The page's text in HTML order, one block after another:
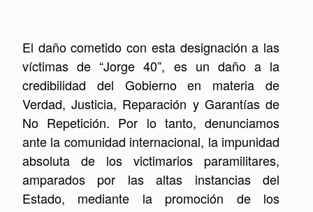
El daño cometido con esta designación a las
víctimas de “Jorge 40”, es un daño a la
credibilidad del Gobierno en materia de
Verdad, Justicia, Reparación y Garantías de
No Repetición. Por lo tanto, denunciamos
ante la comunidad internacional, la impunidad
absoluta de los victimarios paramilitares,
amparados por las altas instancias del
Estado, mediante la promoción de los